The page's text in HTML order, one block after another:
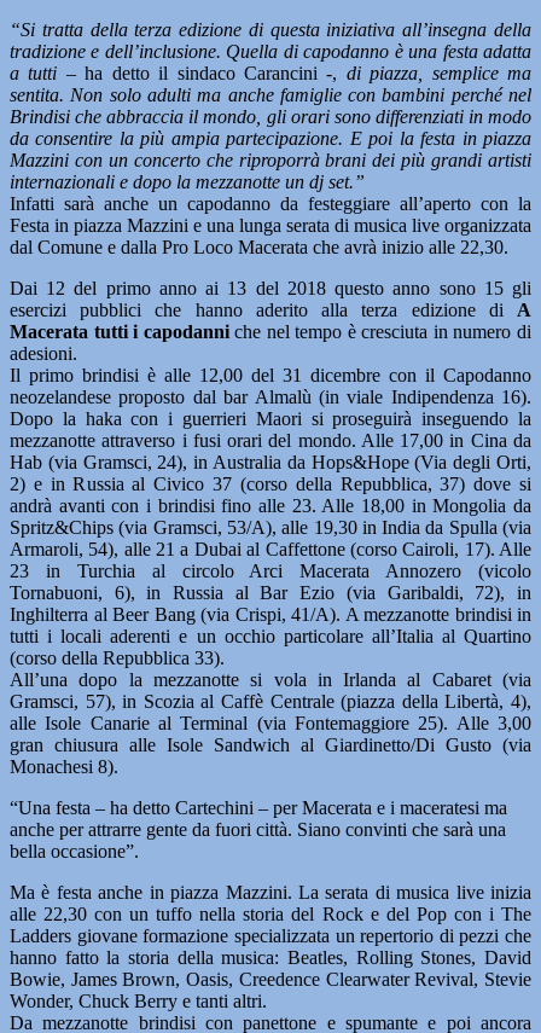
“Si tratta della terza edizione di questa iniziativa all’insegna della
tradizione e dell’inclusione. Quella di capodanno è una festa adatta
a tutti –ha detto il sindaco Carancini -, di piazza, semplice ma
sentita. Non solo adulti ma anche famiglie con bambini perché nel
Brindisi che abbraccia il mondo, gli orari sono differenziati in modo
da consentire la più ampia partecipazione. E poi la festa in piazza
Mazzini con un concerto che riproporrà brani dei più grandi artisti
internazionali e dopo la mezzanotte un dj set.”
Infatti sarà anche un capodanno da festeggiare all’aperto con la
Festa in piazza Mazzini e una lunga serata di musica live organizzata
dal Comune e dalla Pro Loco Macerata che avrà inizio alle 22,30.
Dai 12 del primo anno ai 13 del 2018 questo anno sono 15 gli
esercizi pubblici che hanno aderito alla terza edizione di A
Macerata tutti i capodanniche nel tempo è cresciuta in numero di
adesioni.
Il primo brindisi è alle 12,00 del 31 dicembre con il Capodanno
neozelandese proposto dal bar Almalù (in viale Indipendenza 16).
Dopo la haka con i guerrieri Maori si proseguirà inseguendo la
mezzanotte attraverso i fusi orari del mondo. Alle 17,00 in Cina da
Hab (via Gramsci, 24), in Australia da Hops&Hope (Via degli Orti,
2) e in Russia al Civico 37 (corso della Repubblica, 37) dove si
andrà avanti con i brindisi fino alle 23. Alle 18,00 in Mongolia da
Spritz&Chips (via Gramsci, 53/A), alle 19,30 in India da Spulla (via
Armaroli, 54), alle 21 a Dubai al Caffettone (corso Cairoli, 17). Alle
23 in Turchia al circolo Arci Macerata Annozero (vicolo
Tornabuoni, 6), in Russia al Bar Ezio (via Garibaldi, 72), in
Inghilterra al Beer Bang (via Crispi, 41/A). A mezzanotte brindisi in
tutti i locali aderenti e un occhio particolare all’Italia al Quartino
(corso della Repubblica 33).
All’una dopo la mezzanotte si vola in Irlanda al Cabaret (via
Gramsci, 57), in Scozia al Caffè Centrale (piazza della Libertà, 4),
alle Isole Canarie al Terminal (via Fontemaggiore 25). Alle 3,00
gran chiusura alle Isole Sandwich al Giardinetto/Di Gusto (via
Monachesi 8).
“Una festa – ha detto Cartechini – per Macerata e i maceratesi ma
anche per attrarre gente da fuori città. Siano convinti che sarà una
bella occasione”.
Ma è festa anche in piazza Mazzini. La serata di musica live inizia
alle 22,30 con un tuffo nella storia del Rock e del Pop con i The
Ladders giovane formazione specializzata un repertorio di pezzi che
hanno fatto la storia della musica: Beatles, Rolling Stones, David
Bowie, James Brown, Oasis, Creedence Clearwater Revival, Stevie
Wonder, Chuck Berry e tanti altri.
Da mezzanotte brindisi con panettone e spumante e poi ancora